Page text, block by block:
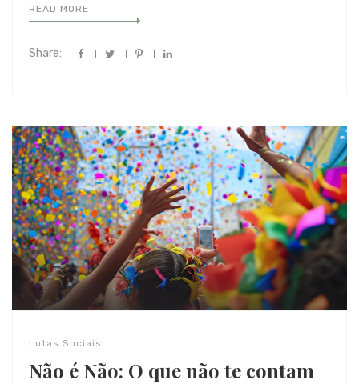
READ MORE
Share:
Lutas Sociais
Não é Não: O que não te contam